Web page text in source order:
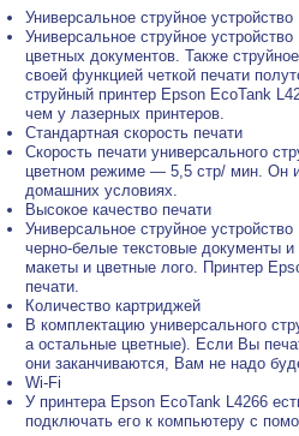
Универсальное струйное устройство
Универсальное струйное
цветных документов. Также
своей функцией четкой печати
струйный принтер Epson EcoTank
чем у лазерных принтеров.
Стандартная скорость печати
Скорость печати универсального
цветном режиме — 5,5 стр/ мин. Он
домашних условиях.
Высокое качество печати
Универсальное струйное
черно-белые текстовые документы
макеты и цветные лого. Принтер
печати.
Количество картриджей
В комплектацию универсального
а остальные цветные). Если Вы
они заканчиваются, Вам не надо
Wi-Fi
У принтера Epson EcoTank L4266
подключать его к компьютеру с